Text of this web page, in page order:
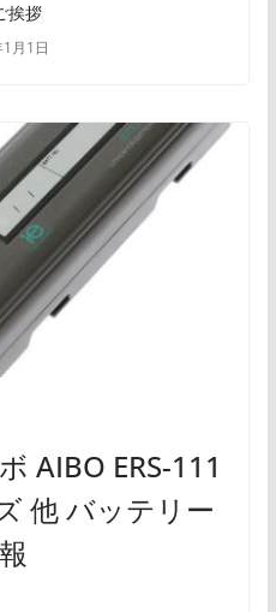
挨拶
月1日
AIBO ERS-111
他 バッテリー